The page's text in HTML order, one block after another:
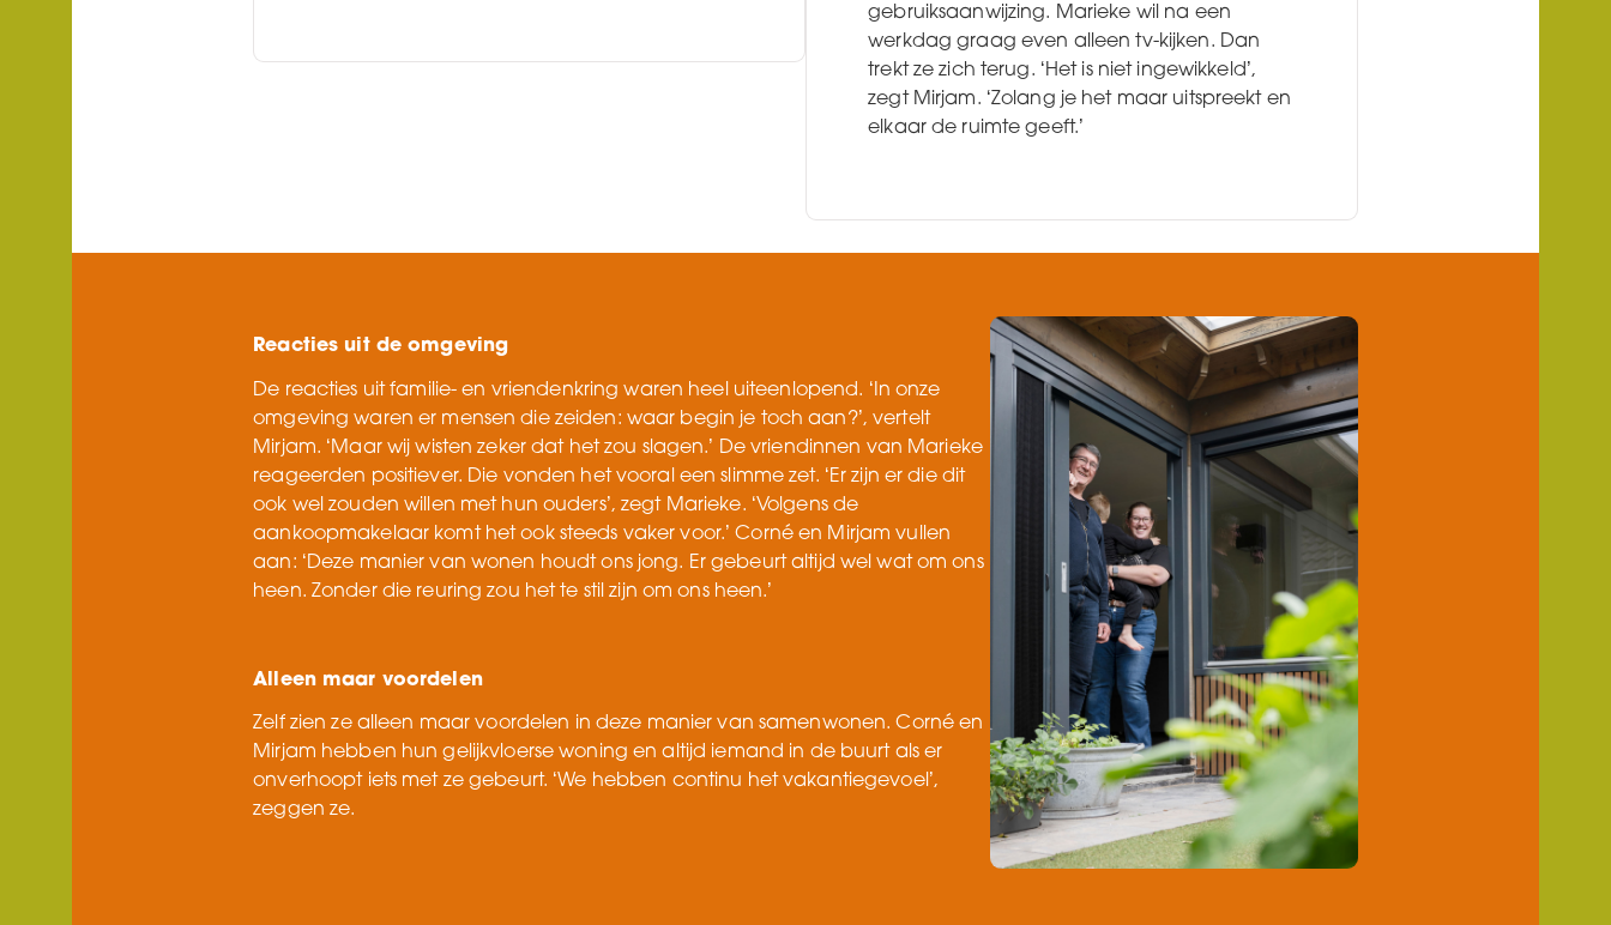
gebruiksaanwijzing. Marieke wil na een
werkdag graag even alleen tv-kijken. Dan
trekt ze zich terug. ‘Het is niet ingewikkeld’,
zegt Mirjam. ‘Zolang je het maar uitspreekt en
elkaar de ruimte geeft.’
Reacties uit de omgeving
De reacties uit familie- en vriendenkring waren heel uiteenlopend. ‘In onze
omgeving waren er mensen die zeiden: waar begin je toch aan?’, vertelt
Mirjam. ‘Maar wij wisten zeker dat het zou slagen.’ De vriendinnen van Marieke
reageerden positiever. Die vonden het vooral een slimme zet. ‘Er zijn er die dit
ook wel zouden willen met hun ouders’, zegt Marieke. ‘Volgens de
aankoopmakelaar komt het ook steeds vaker voor.’ Corné en Mirjam vullen
aan: ‘Deze manier van wonen houdt ons jong. Er gebeurt altijd wel wat om ons
heen. Zonder die reuring zou het te stil zijn om ons heen.’
Alleen maar voordelen
Zelf zien ze alleen maar voordelen in deze manier van samenwonen. Corné en
Mirjam hebben hun gelijkvloerse woning en altijd iemand in de buurt als er
onverhoopt iets met ze gebeurt. ‘We hebben continu het vakantiegevoel’,
zeggen ze.